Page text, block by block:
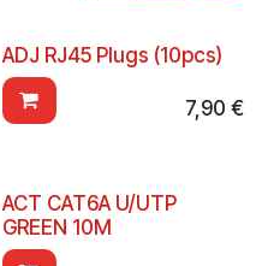
ADJ RJ45 Plugs (10pcs)
7,90 €
ACT CAT6A U/UTP
GREEN 10M